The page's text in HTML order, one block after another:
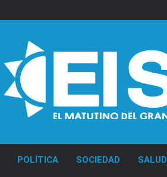
POLÍTICA SOCIEDAD SALUD